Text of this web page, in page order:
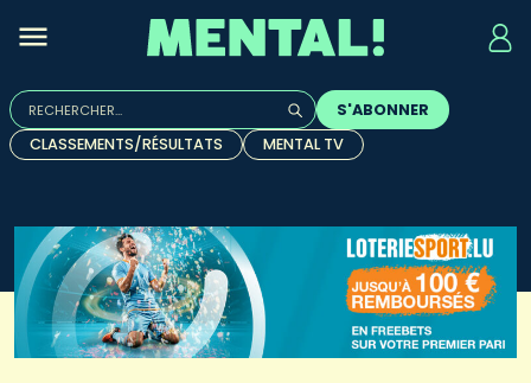
Rechercher :
Quand les résultats de l'auto-complétion sont
S'ABONNER
CLASSEMENTS/RÉSULTATS
MENTAL TV